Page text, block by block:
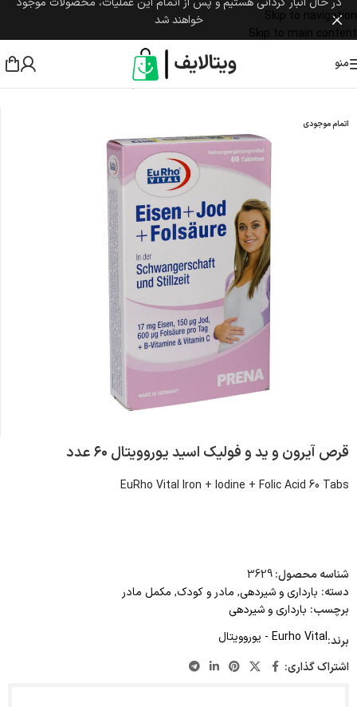
Skip to navigation
Skip to main content
خواهند شد
منو
بارداری و شیردهی
اتمام موجودی
قرص آیرون و ید و فولیک اسید یوروویتال ۶۰ عدد
EuRho Vital Iron + Iodine + Folic Acid 60 Tabs
شناسه محصول:3629
دسته: بارداری و شیردهی, مادر و کودک, مکمل مادر
برچسب: بارداری و شیردهی
برند:Eurho Vital - یوروویتال
اشتراک گذاری: